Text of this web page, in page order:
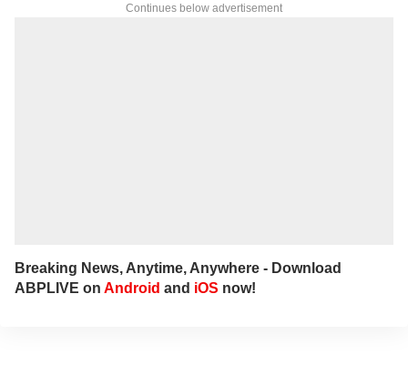
Continues below advertisement
Breaking News, Anytime, Anywhere - Download
ABPLIVE on Android and iOS now!